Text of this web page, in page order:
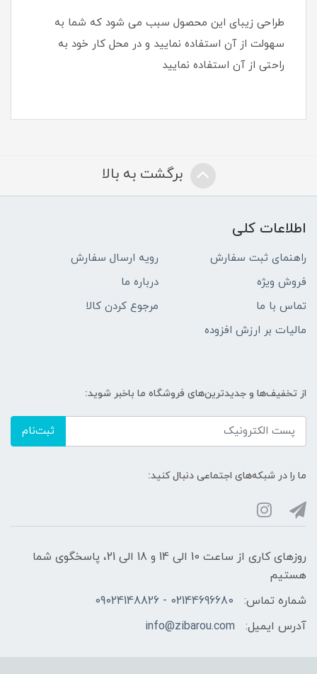
طراحی زیبای این محصول سبب می شود که شما به
سهولت از آن استفاده نمایید و در محل کار خود به
راحتی از آن استفاده نمایید
برگشت به بالا
اطلاعات کلی
راهنمای ثبت سفارش
رویه ارسال سفارش
فروش ویژه
درباره ما
تماس با ما
مرجوع کردن کالا
مالیات بر ارزش افزوده
از تخفیف‌ها و جدیدترین‌های فروشگاه ما باخبر شوید:
ثبت‌نام
ما را در شبکه‌های اجتماعی دنبال کنید:
روزهای کاری از ساعت 10 الی 14 و 18 الی 21، پاسخگوی شما
هستیم
شماره تماس:
02144696680 - 09024148826
آدرس ایمیل:
info@zibarou.com